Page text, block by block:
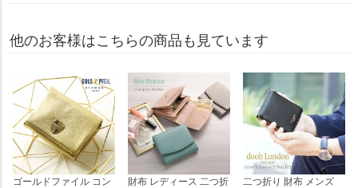
他のお客様はこちらの商品も見ています
ゴールドファイル コン
財布 レディース 二つ折
二つ折り 財布 メンズ